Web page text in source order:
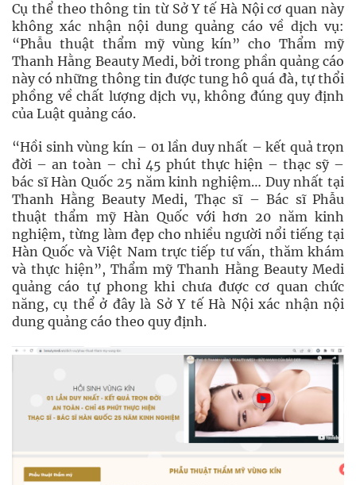
Cụ thể theo thông tin từ Sở Y tế Hà Nội cơ quan này
không xác nhận nội dung quảng cáo về dịch vụ:
“Phẫu thuật thẩm mỹ vùng kín” cho Thẩm mỹ
Thanh Hằng Beauty Medi, bởi trong phần quảng cáo
này có những thông tin được tung hô quá đà, tự thổi
phồng về chất lượng dịch vụ, không đúng quy định
của Luật quảng cáo.
“Hồi sinh vùng kín – 01 lần duy nhất – kết quả trọn
đời – an toàn – chỉ 45 phút thực hiện – thạc sỹ –
bác sĩ Hàn Quốc 25 năm kinh nghiệm… Duy nhất tại
Thanh Hằng Beauty Medi, Thạc sĩ – Bác sĩ Phẫu
thuật thẩm mỹ Hàn Quốc với hơn 20 năm kinh
nghiệm, từng làm đẹp cho nhiều người nổi tiếng tại
Hàn Quốc và Việt Nam trực tiếp tư vấn, thăm khám
và thực hiện”, Thẩm mỹ Thanh Hằng Beauty Medi
quảng cáo tự phong khi chưa được cơ quan chức
năng, cụ thể ở đây là Sở Y tế Hà Nội xác nhận nội
dung quảng cáo theo quy định.